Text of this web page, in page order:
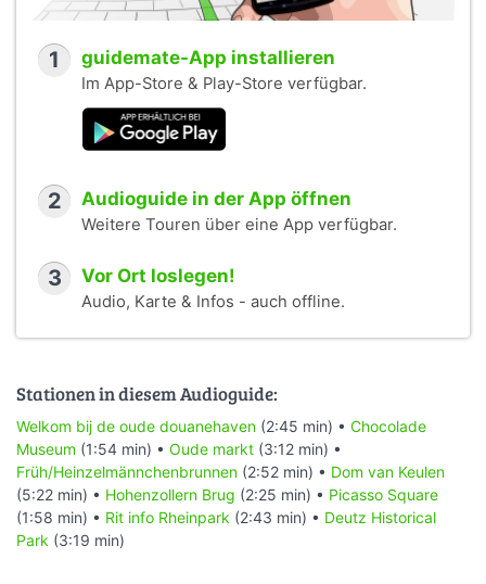
1 guidemate-App installieren
Im App-Store & Play-Store verfügbar.
2 Audioguide in der App öffnen
Weitere Touren über eine App verfügbar.
3 Vor Ort loslegen!
Audio, Karte & Infos - auch offline.
Stationen in diesem Audioguide:
Welkom bij de oude douanehaven (2:45 min) • Chocolade
Museum (1:54 min) • Oude markt (3:12 min) •
Früh/Heinzelmännchenbrunnen (2:52 min) • Dom van Keulen
(5:22 min) • Hohenzollern Brug (2:25 min) • Picasso Square
(1:58 min) • Rit info Rheinpark (2:43 min) • Deutz Historical
Park (3:19 min)